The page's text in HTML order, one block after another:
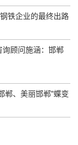
铁企业的最终出路
顾问施涵：邯郸
郸、美丽邯郸”蝶变